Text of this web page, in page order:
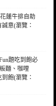
蓮牛排自助
意(瀏覽：
題吃到飽必
麵、咖哩
飽(瀏覽：